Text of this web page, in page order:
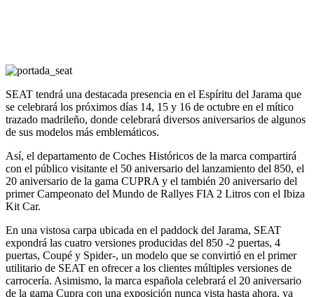
SEAT tendrá una destacada presencia en el Espíritu del Jarama que
se celebrará los próximos días 14, 15 y 16 de octubre en el mítico
trazado madrileño, donde celebrará diversos aniversarios de algunos
de sus modelos más emblemáticos.
Así, el departamento de Coches Históricos de la marca compartirá
con el público visitante el 50 aniversario del lanzamiento del 850, el
20 aniversario de la gama CUPRA y el también 20 aniversario del
primer Campeonato del Mundo de Rallyes FIA 2 Litros con el Ibiza
Kit Car.
En una vistosa carpa ubicada en el paddock del Jarama, SEAT
expondrá las cuatro versiones producidas del 850 -2 puertas, 4
puertas, Coupé y Spider-, un modelo que se convirtió en el primer
utilitario de SEAT en ofrecer a los clientes múltiples versiones de
carrocería. Asimismo, la marca española celebrará el 20 aniversario
de la gama Cupra con una exposición nunca vista hasta ahora, ya